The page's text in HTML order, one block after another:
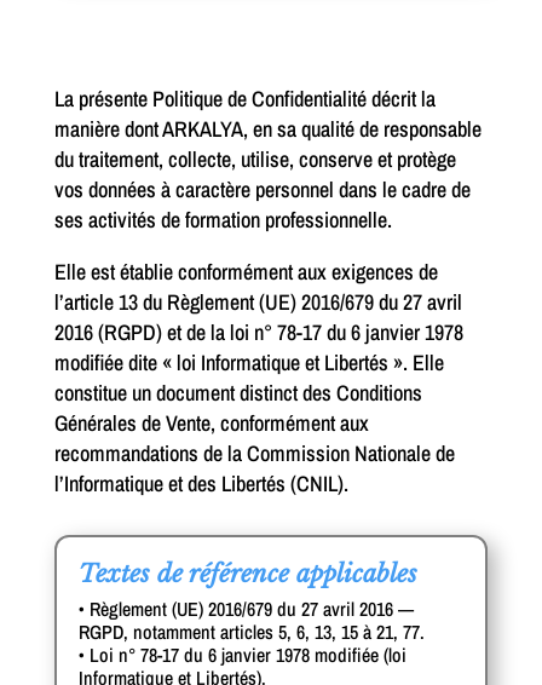
La présente Politique de Confidentialité décrit la
manière dont ARKALYA, en sa qualité de responsable
du traitement, collecte, utilise, conserve et protège
vos données à caractère personnel dans le cadre de
ses activités de formation professionnelle.
Elle est établie conformément aux exigences de
l’article 13 du Règlement (UE) 2016/679 du 27 avril
2016 (RGPD) et de la loi n° 78-17 du 6 janvier 1978
modifiée dite « loi Informatique et Libertés ». Elle
constitue un document distinct des Conditions
Générales de Vente, conformément aux
recommandations de la Commission Nationale de
l’Informatique et des Libertés (CNIL).
Textes de référence applicables
• Règlement (UE) 2016/679 du 27 avril 2016 —
RGPD, notamment articles 5, 6, 13, 15 à 21, 77.
• Loi n° 78-17 du 6 janvier 1978 modifiée (loi
Informatique et Libertés).